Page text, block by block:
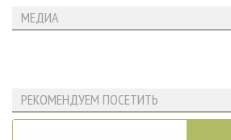
МЕДИА
РЕКОМЕНДУЕМ ПОСЕТИТЬ